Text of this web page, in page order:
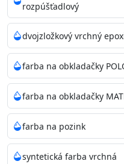
rozpúšťadlový
dvojzložkový vrchný
farba na obkladačky
farba na obkladačky
farba na pozink
syntetická farba vrchná